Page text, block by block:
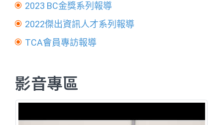
2023 BC金獎系列報導
2022傑出資訊人才系列報導
TCA會員專訪報導
影音專區